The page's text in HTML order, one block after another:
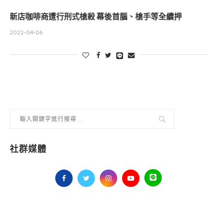
新店咖啡商遭行刑式槍殺 幕後首腦、槍手等全續押
2022-04-06
社群媒體